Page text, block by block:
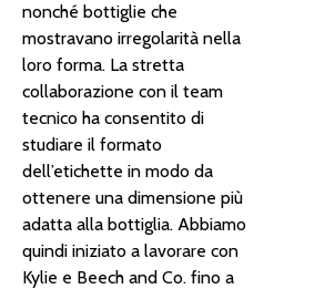
nonché bottiglie che
mostravano irregolarità nella
loro forma. La stretta
collaborazione con il team
tecnico ha consentito di
studiare il formato
dell’etichette in modo da
ottenere una dimensione più
adatta alla bottiglia. Abbiamo
quindi iniziato a lavorare con
Kylie e Beech and Co. fino a